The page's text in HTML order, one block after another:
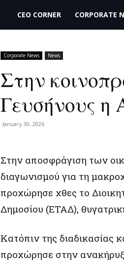
THECEO.gr
CEO CORNER CORPORATE
Corporate News News
Στην
Γευσήνους η
January 30, 2026
Στην αποσφράγιση των
διαγωνισμού για τη
προχώρησε χθες το
Δημοσίου (ΕΤΑΔ),
Κατόπιν της διαδικασίας
προχώρησε στην